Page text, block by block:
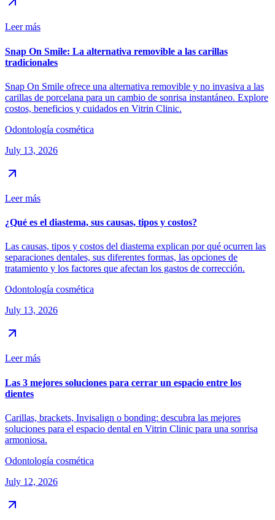
Leer más
Snap On Smile: La alternativa removible a las carillas
tradicionales
Snap On Smile ofrece una alternativa removible y no invasiva a las
carillas de porcelana para un cambio de sonrisa instantáneo. Explore
costos, beneficios y cuidados en Vitrin Clinic.
Odontología cosmética
July 13, 2026
Leer más
¿Qué es el diastema, sus causas, tipos y costos?
Las causas, tipos y costos del diastema explican por qué ocurren las
separaciones dentales, sus diferentes formas, las opciones de
tratamiento y los factores que afectan los gastos de corrección.
Odontología cosmética
July 13, 2026
Leer más
Las 3 mejores soluciones para cerrar un espacio entre los
dientes
Carillas, brackets, Invisalign o bonding: descubra las mejores
soluciones para el espacio dental en Vitrin Clinic para una sonrisa
armoniosa.
Odontología cosmética
July 12, 2026